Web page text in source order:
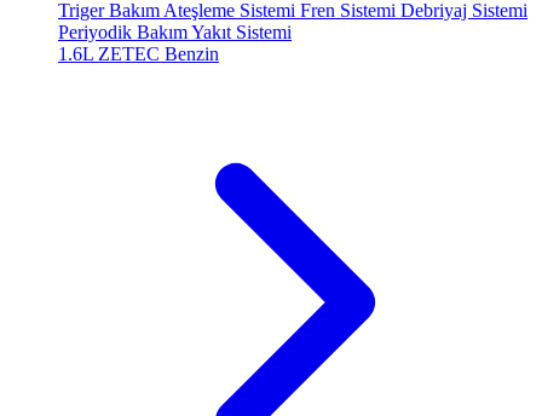
Triger Bakım Ateşleme Sistemi Fren Sistemi Debriyaj Sistemi
Periyodik BakımYakıt Sistemi
1.6L ZETEC Benzin